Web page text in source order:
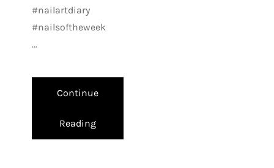
#nailartdiary
#nailsoftheweek
…
Continue
Reading